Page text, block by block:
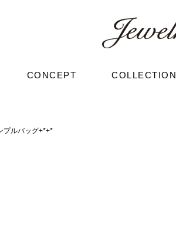
CONCEPT COLLECTION
プルバッグ+*+*